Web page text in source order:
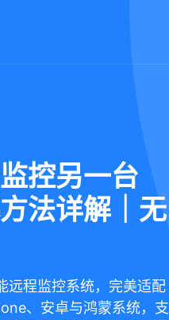
控另一台
法详解｜无
远程监控系统，完美适配
、安卓与鸿蒙系统，支